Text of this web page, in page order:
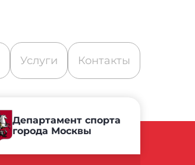
Услуги Контакты
Департамент спорта
города Москвы